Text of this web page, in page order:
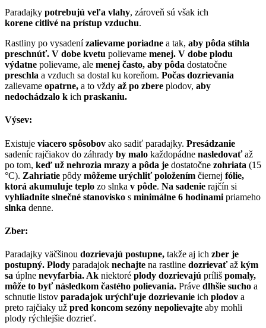
Paradajky potrebujú veľa vlahy, zároveň sú však ich
korene citlivé na prístup vzduchu.
Rastliny po vysadenízalievame poriadne a tak, aby pôda stihla
preschnúť. V dobe kvetu polievame menej. V dobe plodu
výdatne polievame, ale menej často, aby pôda dostatočne
preschla a vzduch sa dostal ku koreňom. Počas dozrievania
zalievame opatrne, a to vždy až po zbere plodov, aby
nedochádzalo k ich praskaniu.
Výsev:
Existuje viacero spôsobov ako sadiť paradajky. Presádzanie
sadeníc rajčiakov do záhrady by malo každopádne nasledovaťaž
po tom, keď už nehrozia mrazy a pôda je dostatočne zohriata (15
°C). Zahriatie pôdy môžeme urýchliť položením čiernej fólie,
ktorá akumuluje teplo zo slnka v pôde. Na sadenie rajčín si
vyhliadnite slnečné stanovisko s minimálne 6 hodinami priameho
slnka denne.
Zber:
Paradajky väčšinou dozrievajú postupne, takže aj ich zber je
postupný. Plody paradajok nechajte na rastline dozrievaťaž kým
sa úplne nevyfarbia. Ak niektoré plody dozrievajú príliš pomaly,
môže to byť následkom častého polievania. Práve dlhšie sucho a
schnutie listov paradajok urýchľuje dozrievanie ich plodov a
preto rajčiaky už pred koncom sezóny nepolievajte aby mohli
plody rýchlejšie dozrieť.